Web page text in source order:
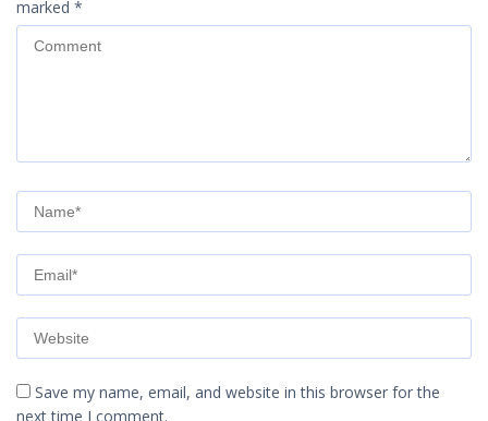
marked *
Save my name, email, and website in this browser for the
next time I comment.